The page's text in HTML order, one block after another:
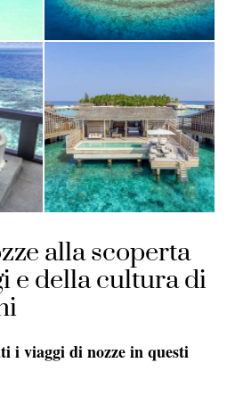
alla scoperta
e della cultura di
i viaggi di nozze in questi